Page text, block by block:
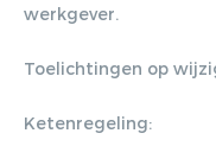
werkgever.
Toelichtingen op
Ketenregeling: